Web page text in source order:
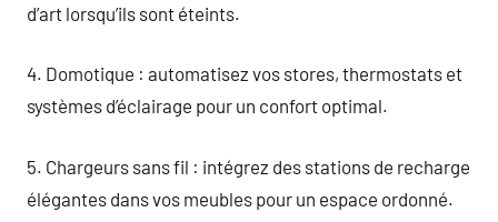
d’art lorsqu’ils sont éteints.
4. Domotique : automatisez vos stores, thermostats et
systèmes d’éclairage pour un confort optimal.
5. Chargeurs sans fil : intégrez des stations de recharge
élégantes dans vos meubles pour un espace ordonné.